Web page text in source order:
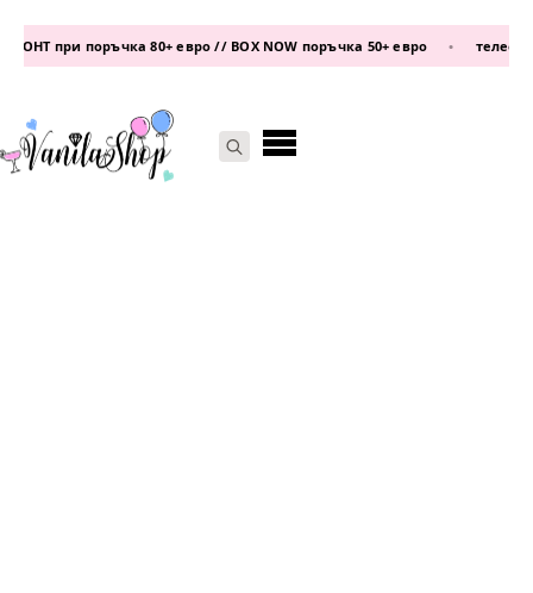
при поръчка 80+ евро // BOX NOW поръчка 50+ евро • телефон: